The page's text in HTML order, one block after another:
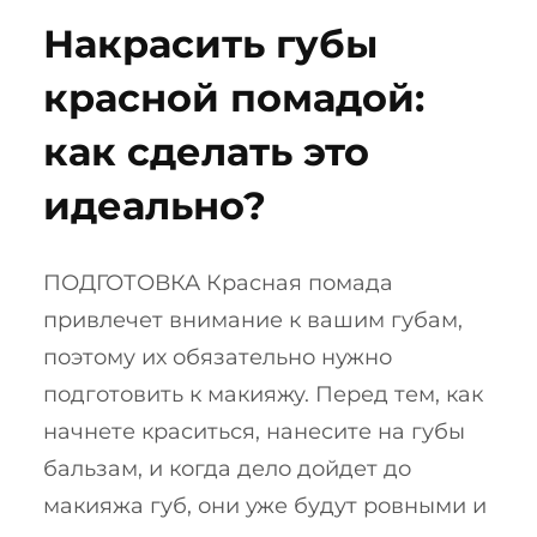
Накрасить губы
красной помадой:
как сделать это
идеально?
ПОДГОТОВКА Красная помада
привлечет внимание к вашим губам,
поэтому их обязательно нужно
подготовить к макияжу. Перед тем, как
начнете краситься, нанесите на губы
бальзам, и когда дело дойдет до
макияжа губ, они уже будут ровными и